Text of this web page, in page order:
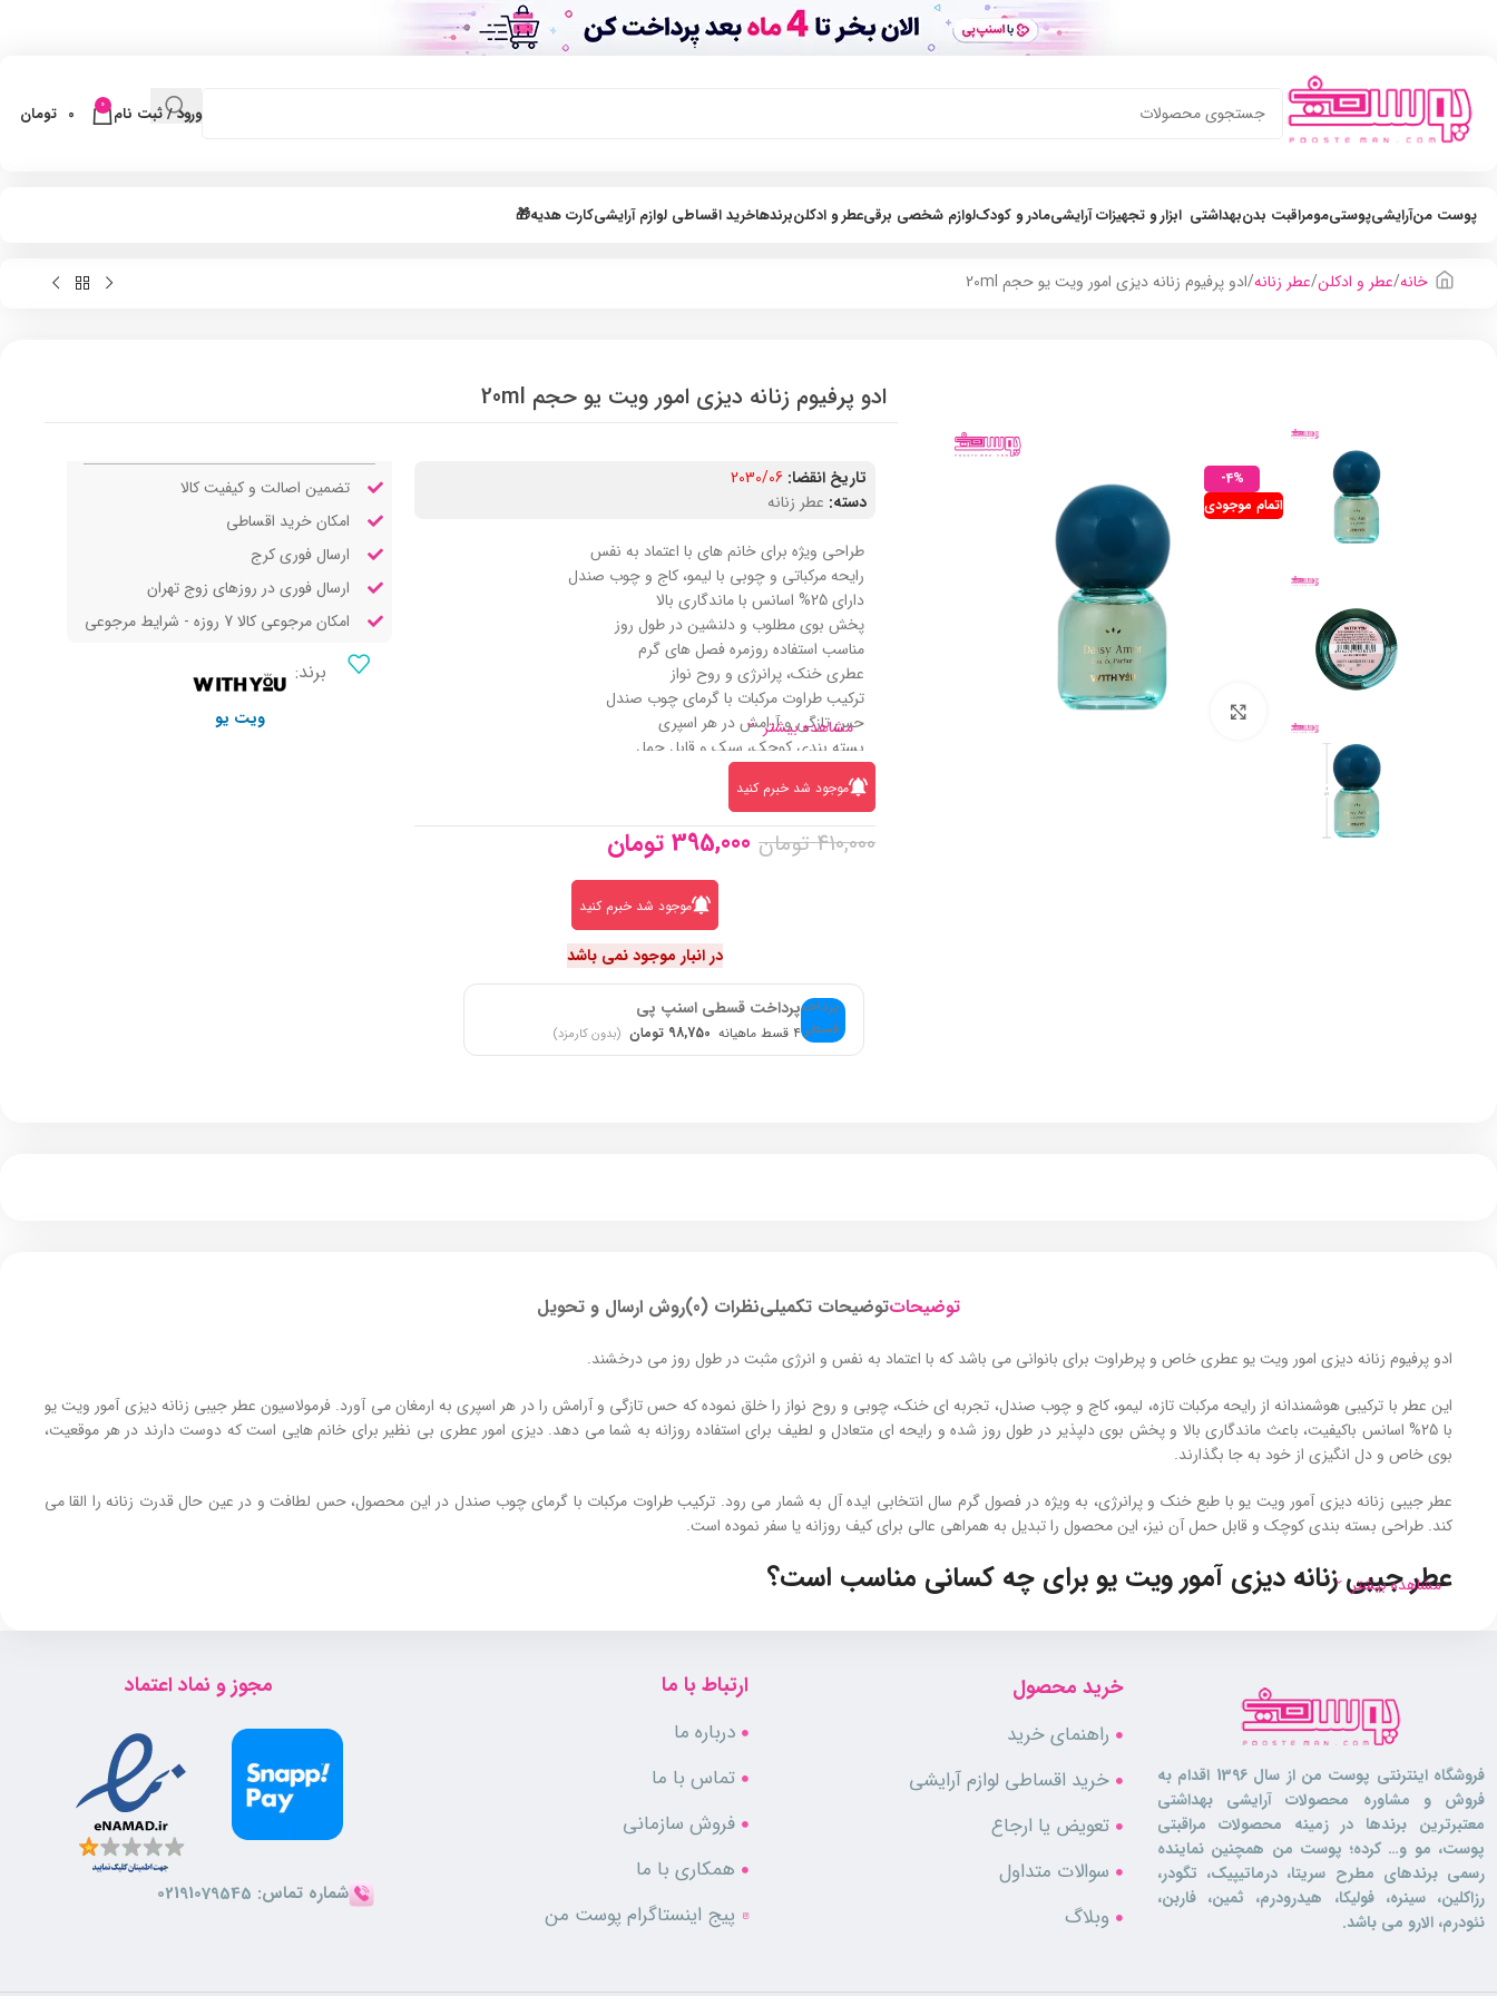
ورود / ثبت نام 0
0 تومان
پوست منآرایشیپوستیمومراقبت بدنبهداشتی ابزار و تجهیزات آرایشیمادر و کودکلوازم شخصی برقیعطر و ادکلنبرندهاخرید اقساطی لوازم آرایشیکارت هدیه🎁
خانه عطر و ادکلن عطر زنانه ادو پرفیوم زنانه دیزی امور ویت یو حجم 20ml
-4%
اتمام موجودی
بزرگنمایی تصویر
ادو پرفیوم زنانه دیزی امور ویت یو حجم 20ml
تاریخ انقضا: 2030/06
دسته: عطر زنانه
طراحی ویژه برای خانم‌ های با‌ اعتماد به‌ نفس
رایحه مرکباتی و چوبی با لیمو، کاج و چوب صندل
دارای 25% اسانس با ماندگاری بالا
پخش بوی مطلوب و دلنشین در طول روز
مناسب استفاده روزمره فصل های گرم
عطری خنک، پرانرژی و روح‌ نواز
ترکیب طراوت مرکبات با گرمای چوب صندل
حس تازگی و آرامش در هر اسپری
بسته‌ بندی کوچک، سبک و قابل‌ حمل
مشابه عطر جیپسی واتر برند بایردو
مشاهده بیشتر
موجود شد خبرم کنید
410,000 تومان 395,000 تومان
موجود شد خبرم کنید
در انبار موجود نمی باشد
پرداخت قسطی اسنپ پی
۴ قسط ماهیانه 98,750 تومان (بدون کارمزد)
تضمین اصالت و کیفیت کالا
امکان خرید اقساطی
ارسال فوری کرج
ارسال فوری در روزهای زوج تهران
امکان مرجوعی کالا 7 روزه - شرایط مرجوعی
برند:
ویت یو
توضیحاتتوضیحات تکمیلینظرات (0) روش ارسال و تحویل
ادو پرفیوم زنانه دیزی امور ویت یو عطری خاص و پرطراوت برای بانوانی می باشد که با اعتماد‌ به‌ نفس و انرژی مثبت در طول روز می‌ درخشند.
این عطر با ترکیبی هوشمندانه از رایحه مرکبات تازه، لیمو، کاج و چوب صندل، تجربه‌ ای خنک، چوبی و روح‌ نواز را خلق نموده که حس تازگی و آرامش را در هر اسپری به ارمغان می‌ آورد. فرمولاسیون عطر جیبی زنانه دیزی آمور ویت یو
با 25% اسانس باکیفیت، باعث ماندگاری بالا و پخش بوی دلپذیر در طول روز شده و رایحه‌ ای متعادل و لطیف برای استفاده روزانه به شما می‌ دهد. دیزی امور عطری بی نظیر برای خانم‌ هایی است که دوست دارند در هر موقعیت،
بوی خاص و دل‌ انگیزی از خود به جا بگذارند.
عطر جیبی زنانه دیزی آمور ویت یو با طبع خنک و پرانرژی، به‌ ویژه در فصول گرم سال انتخابی ایده‌ آل به شمار می رود. ترکیب طراوت مرکبات با گرمای چوب صندل در این محصول، حس لطافت و در عین حال قدرت زنانه را القا می‌
کند. طراحی بسته‌ بندی کوچک و قابل‌ حمل آن نیز، این محصول را تبدیل به همراهی عالی برای کیف روزانه یا سفر نموده است.
عطر جیبی زنانه دیزی آمور ویت یو برای چه کسانی مناسب است؟
اینعطر زنانه
برای خانم هایی که از عطرهای تند و سنگین دوری می‌ کنند و بوی سبک و مدرن را می‌ پسندند، انتخابی فوق العاده می باشد. عطر جیبی زنانه دیزی آمور ویت یو از عطر مشهور Gypsy Water برند Byredo الهام گرفته و
مشاهده بیشتر
فروشگاه اینترنتی پوست من از سال 1396 اقدام به
فروش و مشاوره محصولات آرایشی بهداشتی
معتبرترین برندها در زمینه محصولات مراقبتی
پوست، مو و… کرده؛ پوست من همچنین نماینده
رسمی برندهای مطرح سریتا، درماتیپیک، تگودر،
رزاکلین، سینره، فولیکا، هیدرودرم، ثمین، فاربن،
نئودرم، الارو می باشد.
خرید محصول
راهنمای خرید
خرید اقساطی لوازم آرایشی
تعویض یا ارجاع
سوالات متداول
وبلاگ
ارتباط با ما
درباره ما
تماس با ما
فروش سازمانی
همکاری با ما
پیج اینستاگرام پوست من
مجوز و نماد اعتماد
شماره تماس: 02191079545